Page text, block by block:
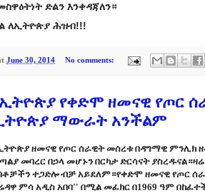
ድልን እንቀዳጃለን።
ለኢትዮጵያ ሕዝብ!!!
June 30, 2014 No comments:
የቀድሞ ዘመናዊ የጦር
ማውራት አንችልም
ዘመናዊ የጦር ሰራዊት መሰረቱ በዳግማዊ ምንሊክ
መባረር በኃላ መሆኑን በርካታ ድርሳናት
ተጋድሎ ብቻ አይደለም።የቀድሞ ዘመናዊ የጦር
ምሳ አዲስ አበባ'' በሚል መፈክር በ1969 ዓም